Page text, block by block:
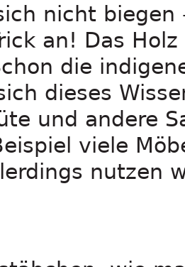
nicht biegen
an! Das
die
dieses
und andere
viele
nutzen